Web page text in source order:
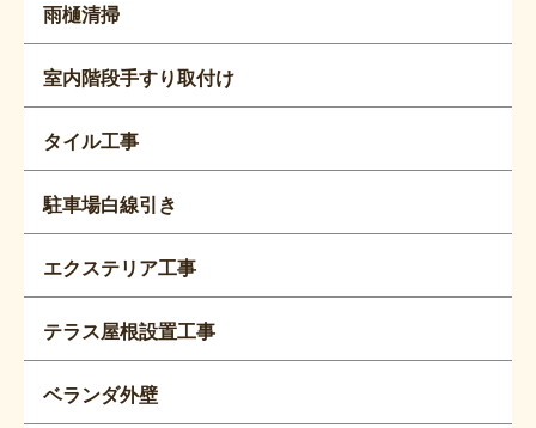
雨樋清掃
室内階段手すり取付け
タイル工事
駐車場白線引き
エクステリア工事
テラス屋根設置工事
ベランダ外壁